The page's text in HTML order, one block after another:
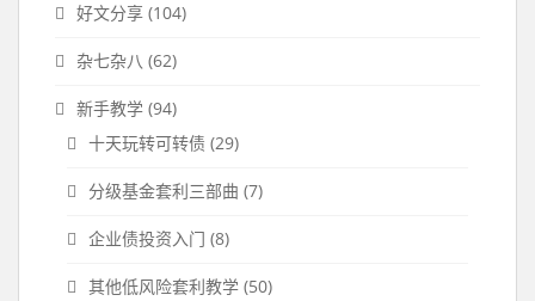
好文分享 (104)
杂七杂八 (62)
新手教学 (94)
十天玩转可转债 (29)
分级基金套利三部曲 (7)
企业债投资入门 (8)
其他低风险套利教学 (50)